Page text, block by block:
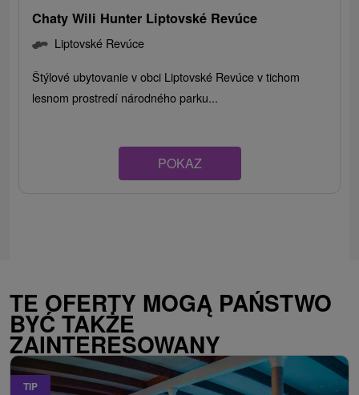
Chaty Wili Hunter Liptovské Revúce
Liptovské Revúce
Štýlové ubytovanie v obci Liptovské Revúce v tichom
lesnom prostredí národného parku...
POKAZ
TE OFERTY MOGĄ PAŃSTWO
BYĆ TAKŻE
ZAINTERESOWANY
TIP